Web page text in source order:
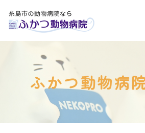
HOME
医院紹介
スタッフ紹介
ふかつ動物病